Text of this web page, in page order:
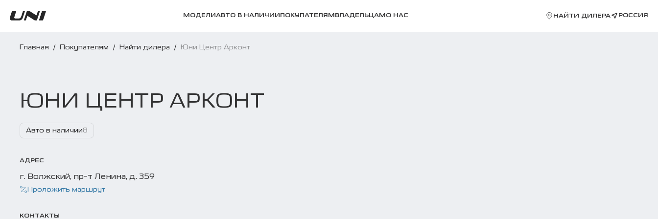
МОДЕЛИАВТО В НАЛИЧИИПОКУПАТЕЛЯМВЛАДЕЛЬЦАМО НАС НАЙТИ ДИЛЕРА РОССИЯ
Главная / Покупателям / Найти дилера / Юни Центр Арконт
ЮНИ ЦЕНТР АРКОНТ
Авто в наличии8
АДРЕС
г. Волжский, пр-т Ленина, д. 359
Проложить маршрут
КОНТАКТЫ